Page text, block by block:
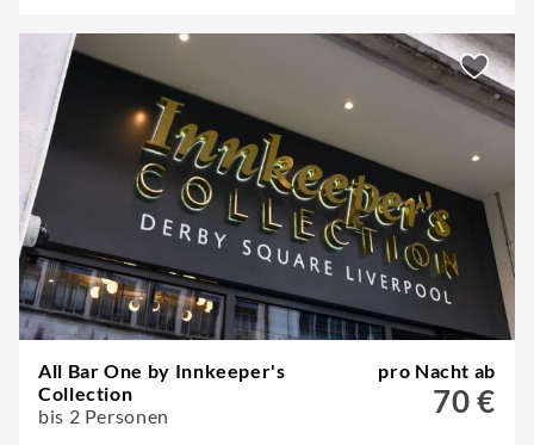
All Bar One by Innkeeper's
Collection
bis 2 Personen
pro Nacht ab
70 €